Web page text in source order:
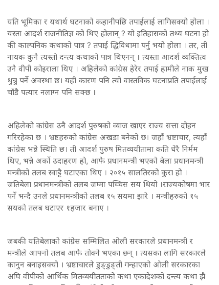
यति भूमिका र यथार्थ घटनाको कहानीपछि तपाईलाई लागिसक्यो होला ।
यस्ता आदर्श राजनीतिज्ञ को थिए होलान् ? यो इतिहासको तथ्य घटना हो
की काल्पनिक कथाको पात्र ? तपाई द्धिविधामा पर्नु भयो होला । तर, ती
नायक कुनै त्यस्तो दन्त्य कथाको पात्र थिएनन् । त्यस्ता आदर्श व्यक्तित्व
उनै वीपी कोइराला थिए । अहिलेको कांग्रेस हेरेर तपाई हामीले नाक मुख
थुन्नु पर्ने अवस्था छ। यही कारण पनि त्यो वास्तविक घटनाप्रति तपाईलाई
चाँडै पत्यार नलाग्न पनि सक्छ ।
अहिलेको कांग्रेस उनै आदर्श पुरुषको व्याज खाएर राज्य सत्ता दोहन
गरिरहेका छ । भ्रष्टहरुको कांग्रेस अखडा बनेको छ। जहाँ भ्रष्टाचार, त्यहाँ
कांग्रेस भन्ने स्थिति छ। ती आदर्श पुरुष मितव्ययीतामा कति धेरै निर्मम
थिए, भन्ने अर्को उदाहरण हो, आफै प्रधानमन्त्री भएको बेला प्रधानमन्त्री
मन्त्रीको तलब स्वाट्टै घटाएका थिए । २०१५ सालतिरको कुरा हो ।
जतिबेला प्रधानमन्त्रीको तलब जम्मा पच्चिस सय थियो ।राज्यकोषमा भार
पर्ने भन्दै उनले प्रधानमन्त्रीको तलब १५ सयमा झारे । मन्त्रीहरुको १५
सयको तलब घटाएर १हजार बनाए ।
जबकी यतिबेलाको कांग्रेस सम्मिलित ओली सरकारले प्रधानमन्त्री र
मन्त्रीले आफ्नो तलब आफै तोक्ने भएका छन् । त्यसका लागि सरकारले
कानुन बनाइसक्यो । भ्रष्टाचारले डुङ्डुङ्ती गन्हाएको ओली सरकारका
अघि वीपीको आर्थिक मितव्ययीतताको कथा एकादेशको दन्त्य कथा झै